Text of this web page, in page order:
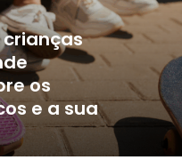
crianças
os
e a sua